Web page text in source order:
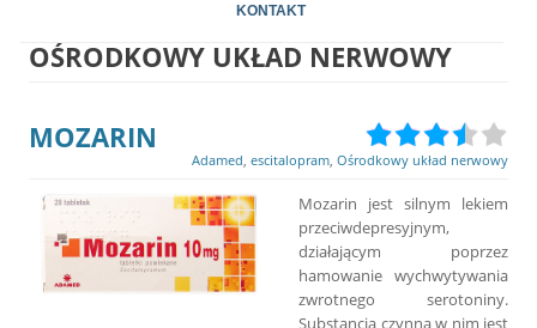
KONTAKT
OŚRODKOWY UKŁAD NERWOWY
MOZARIN
Adamed escitalopram Ośrodkowy układ nerwowy
Mozarin jest silnym lekiem
przeciwdepresyjnym,
działającym poprzez
hamowanie wychwytywania
zwrotnego serotoniny.
Substancją czynną w nim jest